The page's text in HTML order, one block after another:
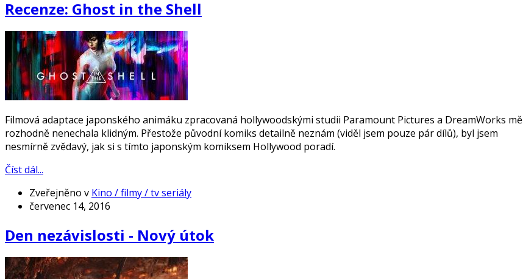
Recenze: Ghost in the Shell
Filmová adaptace japonského animáku zpracovaná hollywoodskými studii Paramount Pictures a DreamWorks mě
rozhodně nenechala klidným. Přestože původní komiks detailně neznám (viděl jsem pouze pár dílů), byl jsem
nesmírně zvědavý, jak si s tímto japonským komiksem Hollywood poradí.
Číst dál...
Zveřejněno v Kino / filmy / tv seriály
červenec 14, 2016
Den nezávislosti - Nový útok